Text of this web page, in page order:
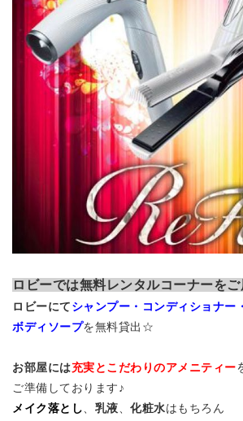
ロビーでは無料レンタルコーナーをご
ロビーにてシャンプー・コンディショナー・
ボディソープを無料貸出☆
お部屋には充実とこだわりのアメニティー
ご準備しております♪
メイク落とし、 乳液、 化粧水はもちろん